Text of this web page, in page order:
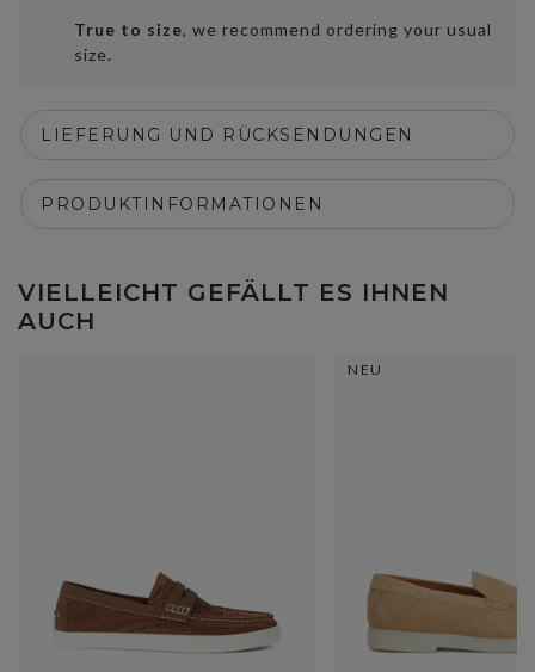
True to size, we recommend ordering your usual
size.
LIEFERUNG UND RÜCKSENDUNGEN
PRODUKTINFORMATIONEN
VIELLEICHT GEFÄLLT ES IHNEN
AUCH
NEU